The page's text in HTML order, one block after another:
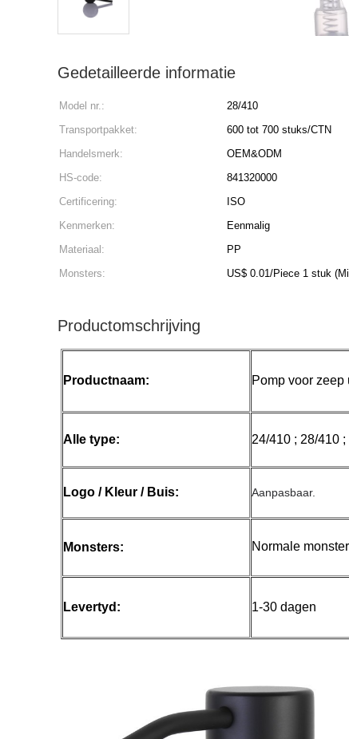
Gedetailleerde informatie
Model nr.: 28/410
Transportpakket:
600 tot 700 stuks/CTN
Handelsmerk:
OEM&ODM
HS-code:
841320000
Certificering:
ISO
Kenmerken:
Eenmalig
Materiaal:
PP
Monsters:
US$ 0.01/Piece 1
Productomschrijving
Productnaam: Pomp voor zeep
Alle type: 24/410 ; 28/410
Logo / Kleur / Buis: Aanpasbaar.
Monsters: Normale
Levertyd: 1-30 dagen